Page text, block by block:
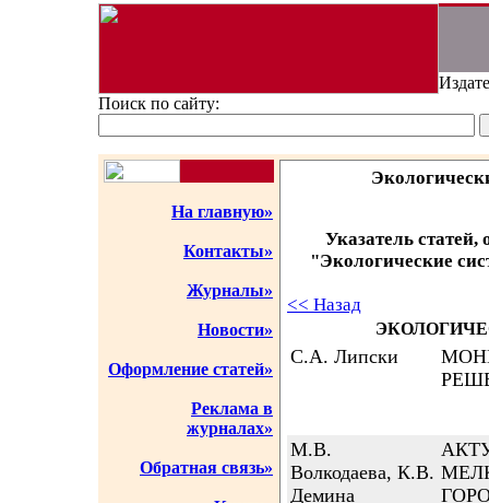
Поиск по сайту:
На главную»
Контакты»
Журналы»
Новости»
Оформление статей»
Реклама в
журналах»
Обратная связь»
Указатель
"Экологические
<< Назад
С.А. Липски
М.В.
Волкодаева, К.В.
Демина